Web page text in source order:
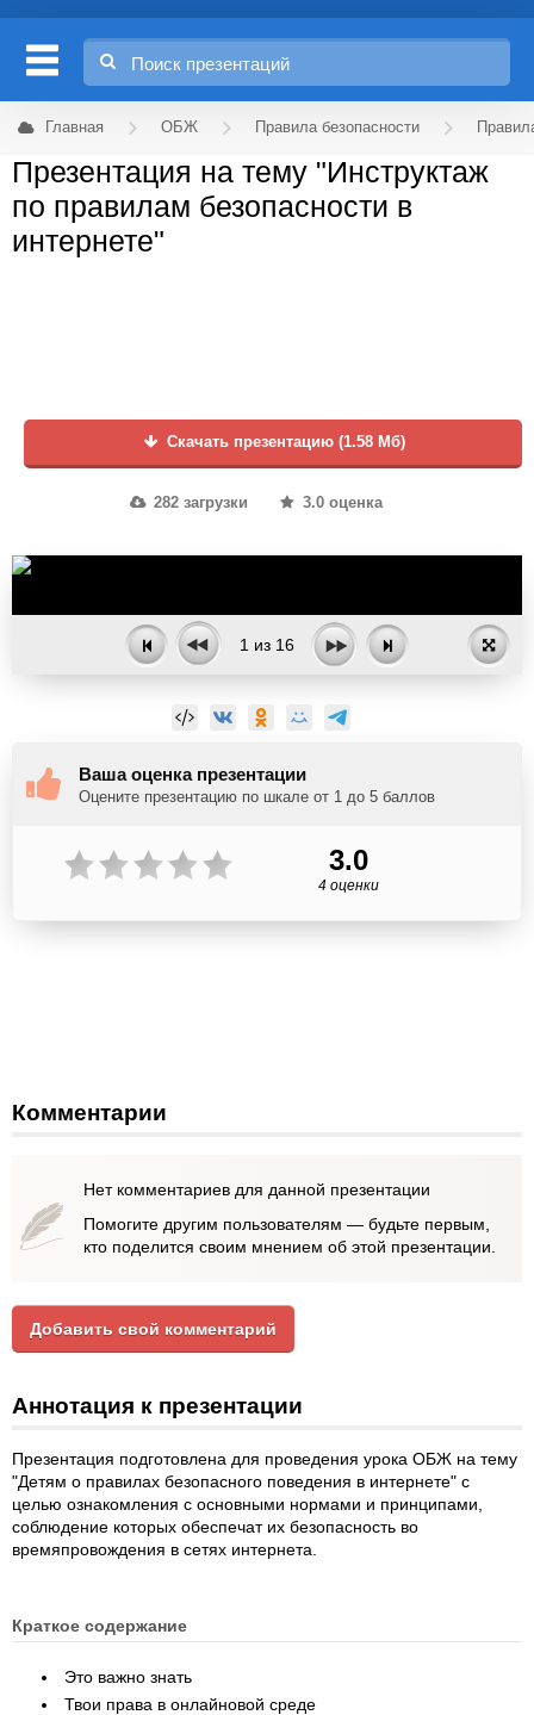
Главная ОБЖ Правила безопасности
Презентация на тему "Инструктаж
по правилам безопасности в
интернете"
Скачать презентацию (1.58 Мб)
282 загрузки 3.0 оценка
1 из 16
Ваша оценка презентации
Оцените презентацию по шкале от 1 до 5 баллов
3.0
4 оценки
Комментарии
Нет комментариев для данной презентации
Помогите другим пользователям — будьте первым,
кто поделится своим мнением об этой презентации.
Добавить свой комментарий
Аннотация к презентации
Презентация подготовлена для проведения урока ОБЖ на тему
"Детям о правилах безопасного поведения в интернете" с
целью ознакомления с основными нормами и принципами,
соблюдение которых обеспечат их безопасность во
времяпровождения в сетях интернета.
Краткое содержание
Это важно знать
Твои права в онлайновой среде